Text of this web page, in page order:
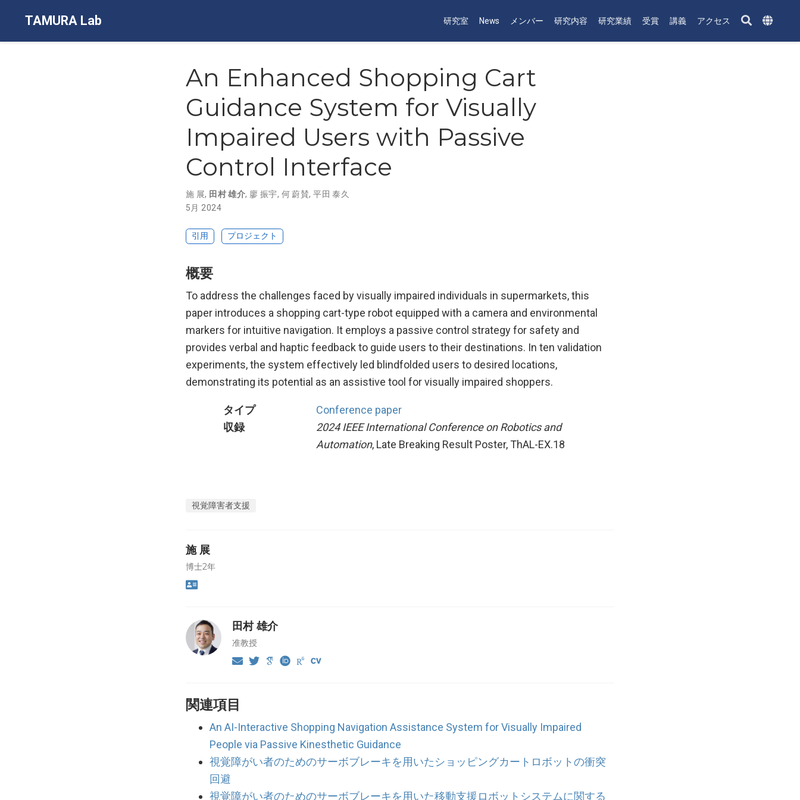
TAMURA Lab 研究室 News メンバー 研究内容 研究業績 受賞 講義 アクセス
An Enhanced Shopping Cart
Guidance System for Visually
Impaired Users with Passive
Control Interface
施 展, 田村 雄介, 廖 振宇, 何 蔚賛,平田 泰久
5月 2024
引用 プロジェクト
概要
To address the challenges faced by visually impaired individuals in supermarkets, this
paper introduces a shopping cart-type robot equipped with a camera and environmental
markers for intuitive navigation. It employs a passive control strategy for safety and
provides verbal and haptic feedback to guide users to their destinations. In ten validation
experiments, the system effectively led blindfolded users to desired locations,
demonstrating its potential as an assistive tool for visually impaired shoppers.
タイプ
Conference paper
収録
2024 IEEE International Conference on Robotics and
Automation, Late Breaking Result Poster, ThAL-EX.18
視覚障害者支援
施 展
博士2年
田村 雄介
准教授
関連項目
An AI-Interactive Shopping Navigation Assistance System for Visually Impaired
People via Passive Kinesthetic Guidance
視覚障がい者のためのサーボブレーキを用いたショッピングカートロボットの衝突
回避
視覚障がい者のためのサーボブレーキを用いた移動支援ロボットシステムに関する